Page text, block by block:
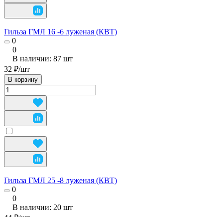
Гильза ГМЛ 16 -6 луженая (КВТ)
0
0
В наличии: 87 шт
32 ₽/шт
В корзину
Гильза ГМЛ 25 -8 луженая (КВТ)
0
0
В наличии: 20 шт